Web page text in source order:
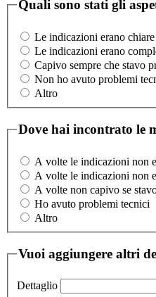
Quali sono stati gli
Le indicazioni erano chiare
Le indicazioni erano
Capivo sempre che stavo
Non ho avuto problemi
Altro
Dove hai incontrato le
A volte le indicazioni non
A volte le indicazioni non
A volte non capivo se
Ho avuto problemi tecnici
Altro
Vuoi aggiungere altri
Dettaglio